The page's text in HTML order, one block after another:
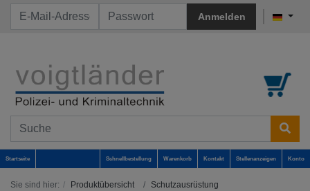
Anmelden
Startseite Schnellbestellung Warenkorb Kontakt Stellenanzeigen Konto
Sie sind hier: Produktübersicht
Schutzausrüstung